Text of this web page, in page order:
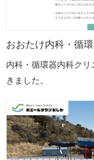
おおたけ内科・循
内科・循環器内科ク
きました。